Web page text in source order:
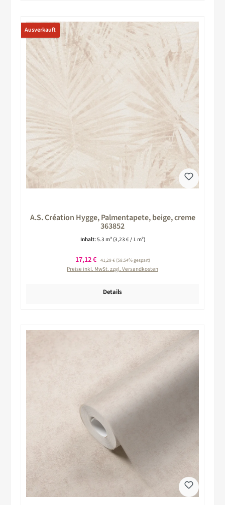
Ausverkauft
A.S. Création Hygge, Palmentapete, beige, creme
363852
Inhalt:5.3 m² (3,23 € / 1 m²)
Verkaufspreis:
17,12 € Regulärer Preis:
41,29 €(58.54% gespart)
Preise inkl. MwSt. zzgl. Versandkosten
Details